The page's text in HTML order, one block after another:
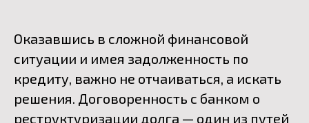
Оказавшись в сложной финансовой
ситуации и имея задолженность по
кредиту, важно не отчаиваться, а искать
решения. Договоренность с банком о
реструктуризации долга — один из путей